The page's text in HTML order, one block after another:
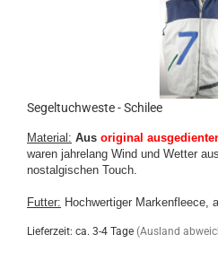
Segeltuchweste - Schilee
Material: Aus original
waren jahrelang Wind und Wetter
nostalgischen Touch
Futter: Hochwertiger Markenfleece,
Lieferzeit: ca. 3-4 Tage (Ausland